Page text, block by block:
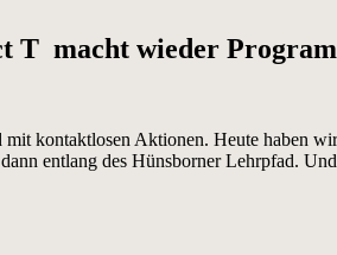
T macht wieder
kontaktlosen Aktionen. Heute haben
entlang des Hünsborner Lehrpfad.